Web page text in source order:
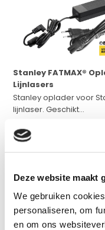
Deze website maakt
We gebruiken
personaliseren, om
en om ons
Stanley FATMAX®
Lijnlasers
Stanley oplader voor
lijnlaser. Geschikt...
Vergelijk
Op voorraad